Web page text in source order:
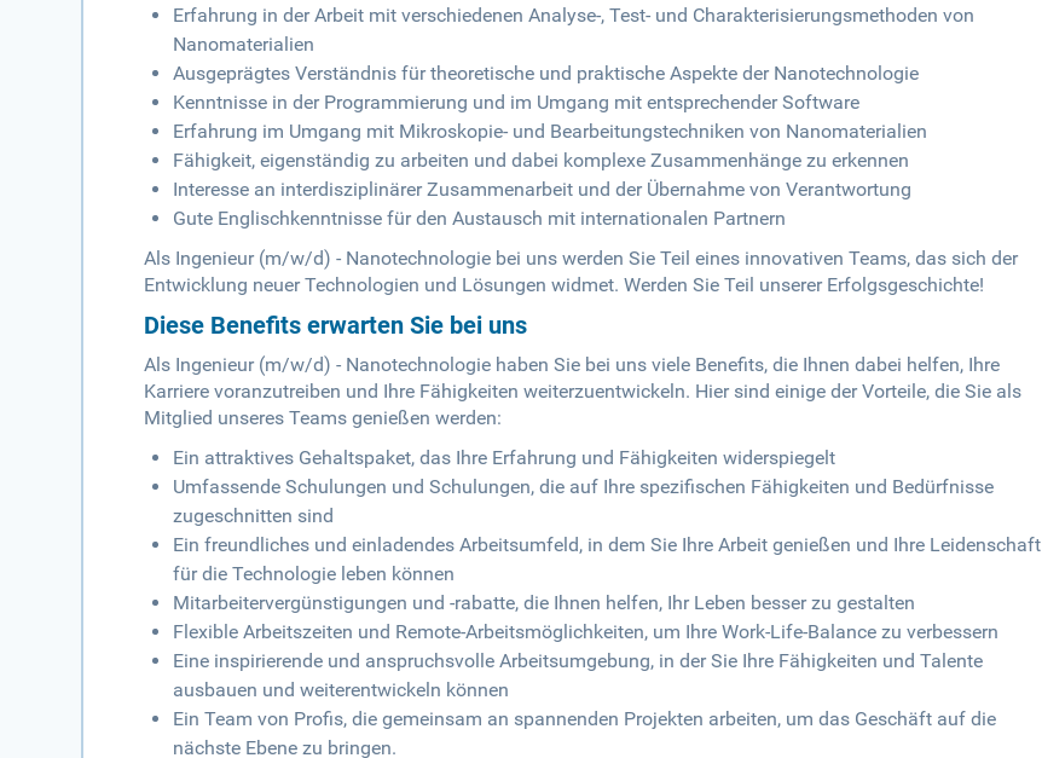
Erfahrung in der Arbeit mit verschiedenen Analyse-, Test- und Charakterisierungsmethoden von
Nanomaterialien
Ausgeprägtes Verständnis für theoretische und praktische Aspekte der Nanotechnologie
Kenntnisse in der Programmierung und im Umgang mit entsprechender Software
Erfahrung im Umgang mit Mikroskopie- und Bearbeitungstechniken von Nanomaterialien
Fähigkeit, eigenständig zu arbeiten und dabei komplexe Zusammenhänge zu erkennen
Interesse an interdisziplinärer Zusammenarbeit und der Übernahme von Verantwortung
Gute Englischkenntnisse für den Austausch mit internationalen Partnern
Als Ingenieur (m/w/d) - Nanotechnologie bei uns werden Sie Teil eines innovativen Teams, das sich der
Entwicklung neuer Technologien und Lösungen widmet. Werden Sie Teil unserer Erfolgsgeschichte!
Diese Benefits erwarten Sie bei uns
Als Ingenieur (m/w/d) - Nanotechnologie haben Sie bei uns viele Benefits, die Ihnen dabei helfen, Ihre
Karriere voranzutreiben und Ihre Fähigkeiten weiterzuentwickeln. Hier sind einige der Vorteile, die Sie als
Mitglied unseres Teams genießen werden:
Ein attraktives Gehaltspaket, das Ihre Erfahrung und Fähigkeiten widerspiegelt
Umfassende Schulungen und Schulungen, die auf Ihre spezifischen Fähigkeiten und Bedürfnisse
zugeschnitten sind
Ein freundliches und einladendes Arbeitsumfeld, in dem Sie Ihre Arbeit genießen und Ihre Leidenschaft
für die Technologie leben können
Mitarbeitervergünstigungen und -rabatte, die Ihnen helfen, Ihr Leben besser zu gestalten
Flexible Arbeitszeiten und Remote-Arbeitsmöglichkeiten, um Ihre Work-Life-Balance zu verbessern
Eine inspirierende und anspruchsvolle Arbeitsumgebung, in der Sie Ihre Fähigkeiten und Talente
ausbauen und weiterentwickeln können
Ein Team von Profis, die gemeinsam an spannenden Projekten arbeiten, um das Geschäft auf die
nächste Ebene zu bringen.